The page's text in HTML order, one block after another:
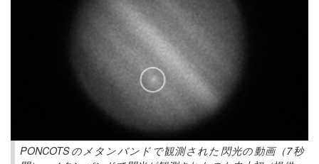
PONCOTSのメタンバンドで観測された閃光の動画（7秒